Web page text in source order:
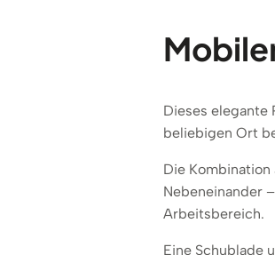
Dieses elegante
beliebigen Ort
Die
Nebeneinander
Arbeitsbereich.
Eine Schublade